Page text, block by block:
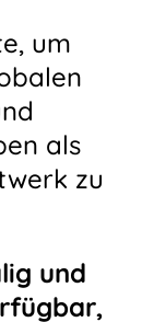
um
als
zu
und